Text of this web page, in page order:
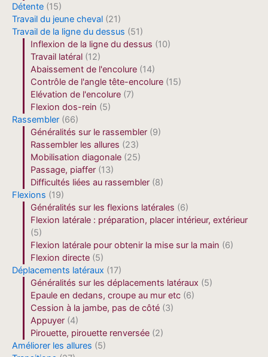
Détente (15)
Travail du jeune cheval (21)
Travail de la ligne du dessus (51)
Inflexion de la ligne du dessus (10)
Travail latéral (12)
Abaissement de l'encolure (14)
Contrôle de l'angle tête-encolure (15)
Elévation de l'encolure (7)
Flexion dos-rein (5)
Rassembler (66)
Généralités sur le rassembler (9)
Rassembler les allures (23)
Mobilisation diagonale (25)
Passage, piaffer (13)
Difficultés liées au rassembler (8)
Flexions (19)
Généralités sur les flexions latérales (6)
Flexion latérale : préparation, placer intérieur, extérieur
(5)
Flexion latérale pour obtenir la mise sur la main (6)
Flexion directe (5)
Déplacements latéraux (17)
Généralités sur les déplacements latéraux (5)
Epaule en dedans, croupe au mur etc (6)
Cession à la jambe, pas de côté (3)
Appuyer (4)
Pirouette, pirouette renversée (2)
Améliorer les allures (5)